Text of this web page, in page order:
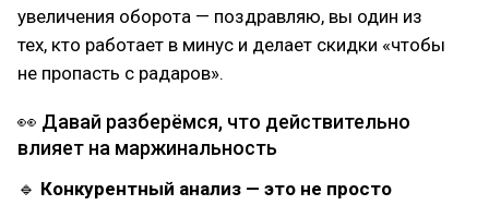
увеличения оборота — поздравляю, вы один из
тех, кто работает в минус и делает скидки «чтобы
не пропасть с радаров».
👀 Давай разберёмся, что действительно
влияет на маржинальность
🔹 Конкурентный анализ — это не просто